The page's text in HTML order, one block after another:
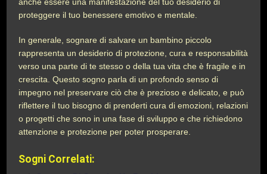
proteggere il tuo benessere emotivo e mentale.
In generale, sognare di salvare un bambino piccolo
rappresenta un desiderio di protezione, cura e responsabilità
verso una parte di te stesso o della tua vita che è fragile e in
crescita. Questo sogno parla di un profondo senso di
impegno nel preservare ciò che è prezioso e delicato, e può
riflettere il tuo bisogno di prenderti cura di emozioni, relazioni
o progetti che sono in una fase di sviluppo e che richiedono
attenzione e protezione per poter prosperare.
Sogni Correlati: